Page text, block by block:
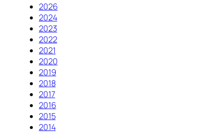
2026
2024
2023
2022
2021
2020
2019
2018
2017
2016
2015
2014